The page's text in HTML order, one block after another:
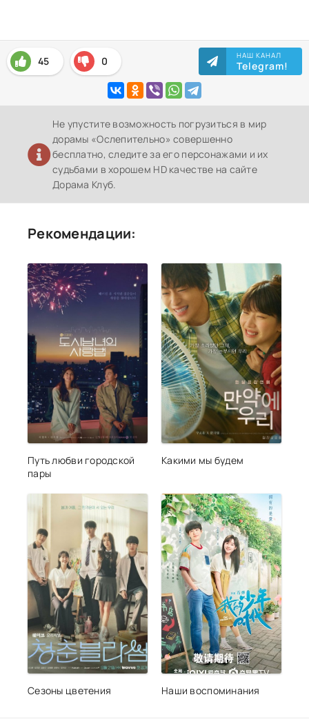
45 0 НАШ КАНАЛ
Telegram!
Не упустите возможность погрузиться в мир
дорамы «Ослепительно» совершенно
бесплатно, следите за его персонажами и их
судьбами в хорошем HD качестве на сайте
Дорама Клуб.
Рекомендации:
Путь любви городской
пары
Какими мы будем
Сезоны цветения Наши воспоминания